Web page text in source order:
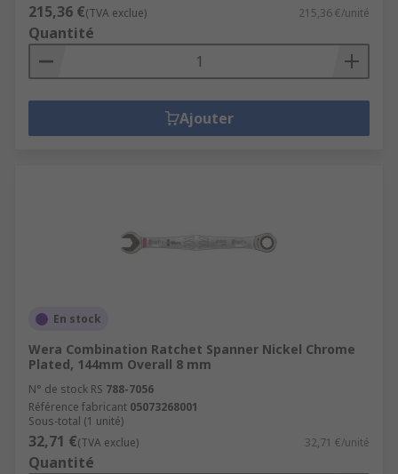
215,36 €(TVA exclue) 215,36 €/unité
Quantité
Ajouter
En stock
Wera Combination Ratchet Spanner Nickel Chrome
Plated, 144mm Overall 8 mm
N° de stock RS 788-7056
Référence fabricant 05073268001
Sous-total (1 unité)
32,71 €(TVA exclue) 32,71 €/unité
Quantité